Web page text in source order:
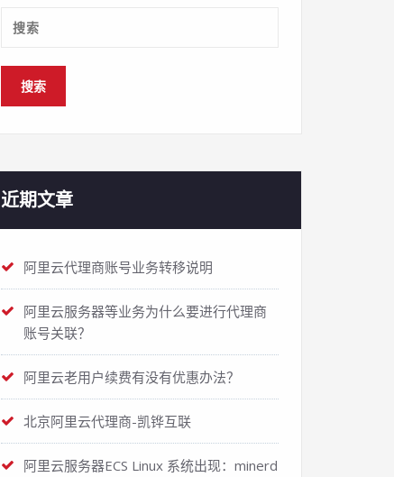
近期文章
阿里云代理商账号业务转移说明
阿里云服务器等业务为什么要进行代理商
账号关联？
阿里云老用户续费有没有优惠办法？
北京阿里云代理商-凯铧互联
阿里云服务器ECS Linux 系统出现：minerd